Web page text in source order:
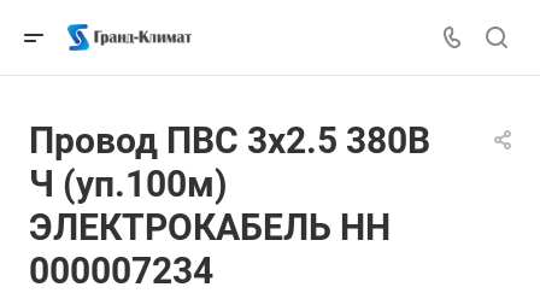
Провод ПВС 3х2.5 380В
Ч (уп.100м)
ЭЛЕКТРОКАБЕЛЬ НН
000007234